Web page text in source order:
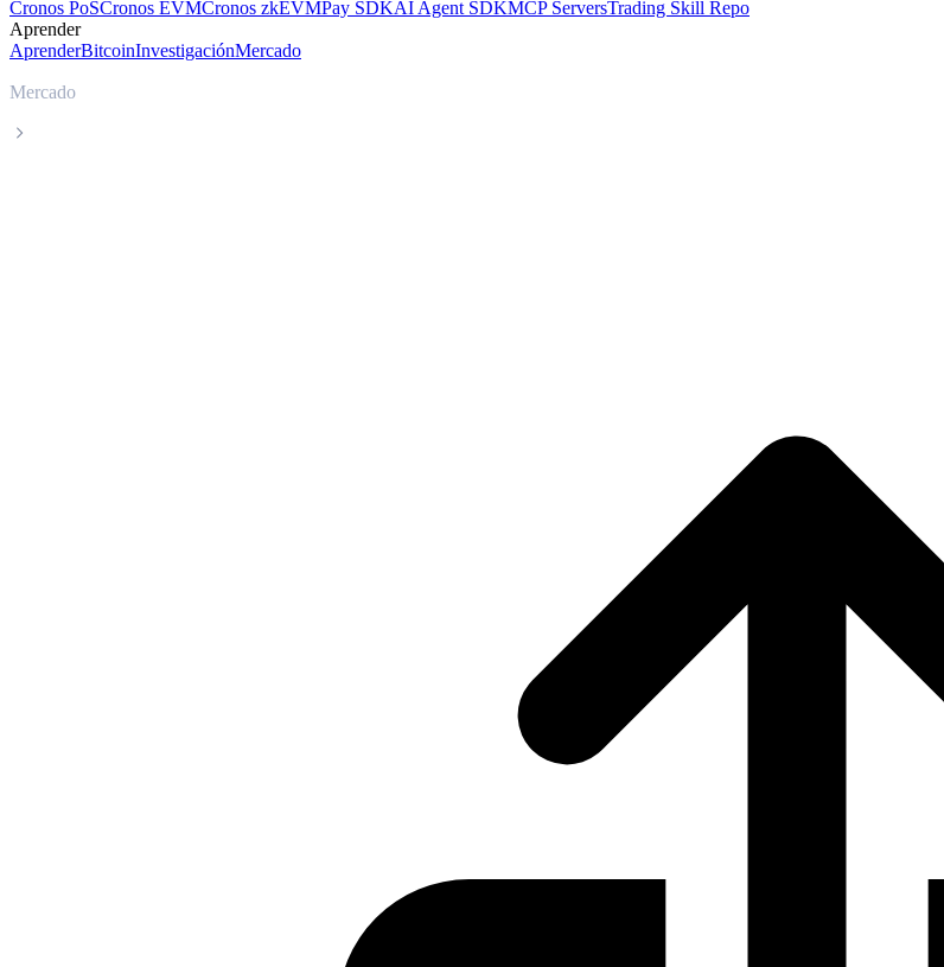
Cronos PoSCronos EVMCronos zkEVMPay SDKAI Agent SDKMCP ServersTrading Skill Repo
Aprender
AprenderBitcoinInvestigaciónMercado
Mercado